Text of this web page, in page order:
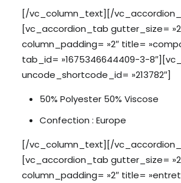
[/vc_column_text][/
[vc_accordion_tab gutter_size=
column_padding= »2″ title=
tab_id= »1675346644409-3-
uncode_shortcode_id= »213782″]
50% Polyester 50% Viscose
Confection : Europe
[/vc_column_text][/
[vc_accordion_tab gutter_size=
column_padding= »2″ title=